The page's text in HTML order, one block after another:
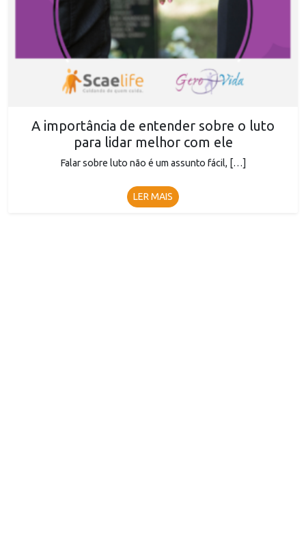
A importância de entender sobre o luto
para lidar melhor com ele
Falar sobre luto não é um assunto fácil, […]
LER MAIS